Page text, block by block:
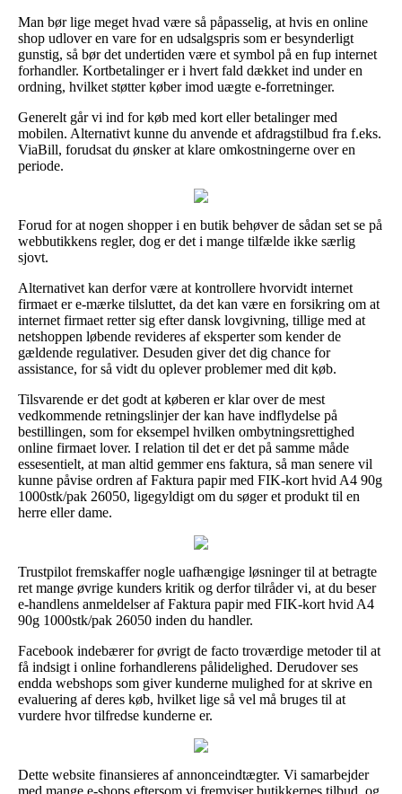
Man bør lige meget hvad være så påpasselig, at hvis en online
shop udlover en vare for en udsalgspris som er besynderligt
gunstig, så bør det undertiden være et symbol på en fup internet
forhandler. Kortbetalinger er i hvert fald dækket ind under en
ordning, hvilket støtter køber imod uægte e-forretninger.
Generelt går vi ind for køb med kort eller betalinger med
mobilen. Alternativt kunne du anvende et afdragstilbud fra f.eks.
ViaBill, forudsat du ønsker at klare omkostningerne over en
periode.
Forud for at nogen shopper i en butik behøver de sådan set se på
webbutikkens regler, dog er det i mange tilfælde ikke særlig
sjovt.
Alternativet kan derfor være at kontrollere hvorvidt internet
firmaet er e-mærke tilsluttet, da det kan være en forsikring om at
internet firmaet retter sig efter dansk lovgivning, tillige med at
netshoppen løbende revideres af eksperter som kender de
gældende regulativer. Desuden giver det dig chance for
assistance, for så vidt du oplever problemer med dit køb.
Tilsvarende er det godt at køberen er klar over de mest
vedkommende retningslinjer der kan have indflydelse på
bestillingen, som for eksempel hvilken ombytningsrettighed
online firmaet lover. I relation til det er det på samme måde
essesentielt, at man altid gemmer ens faktura, så man senere vil
kunne påvise ordren af Faktura papir med FIK-kort hvid A4 90g
1000stk/pak 26050, ligegyldigt om du søger et produkt til en
herre eller dame.
Trustpilot fremskaffer nogle uafhængige løsninger til at betragte
ret mange øvrige kunders kritik og derfor tilråder vi, at du beser
e-handlens anmeldelser af Faktura papir med FIK-kort hvid A4
90g 1000stk/pak 26050 inden du handler.
Facebook indebærer for øvrigt de facto troværdige metoder til at
få indsigt i online forhandlerens pålidelighed. Derudover ses
endda webshops som giver kunderne mulighed for at skrive en
evaluering af deres køb, hvilket lige så vel må bruges til at
vurdere hvor tilfredse kunderne er.
Dette website finansieres af annonceindtægter. Vi samarbejder
med mange e-shops eftersom vi fremviser butikkernes tilbud, og